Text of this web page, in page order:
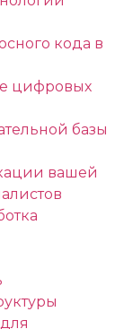
кода в
цифровых
базы
вашей